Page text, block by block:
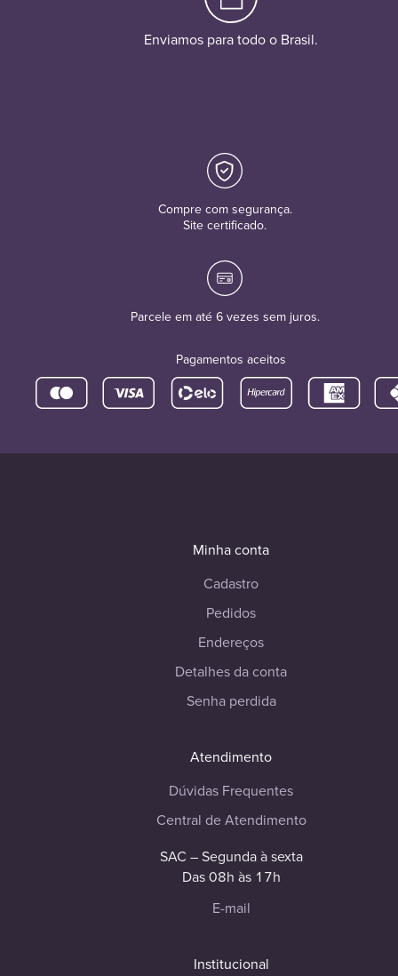
Enviamos para todo o Brasil.
Compre com segurança.
Site certificado.
Parcele em até 6 vezes sem juros.
Pagamentos aceitos
Minha conta
Cadastro
Pedidos
Endereços
Detalhes da conta
Senha perdida
Atendimento
Dúvidas Frequentes
Central de Atendimento
SAC – Segunda à sexta
Das 08h às 17h
E-mail
Institucional